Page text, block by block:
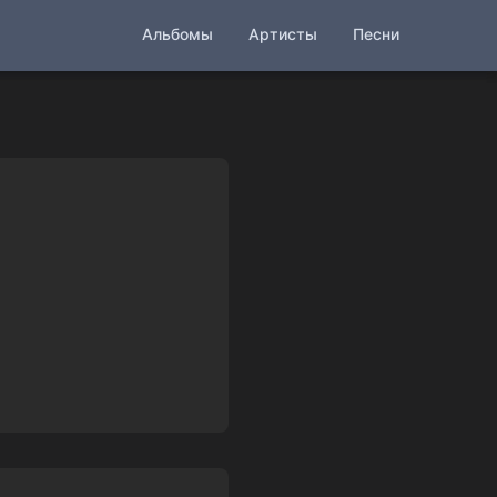
Альбомы Артисты Песни